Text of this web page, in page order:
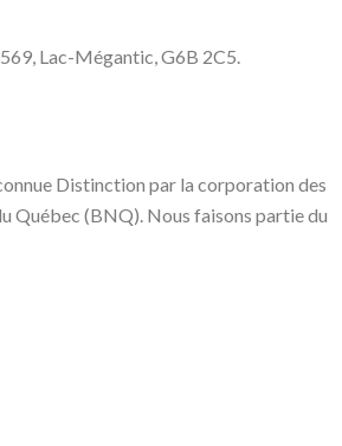
Lac-Mégantic, G6B 2C5.
Distinction par la corporation des
Québec (BNQ). Nous faisons partie du